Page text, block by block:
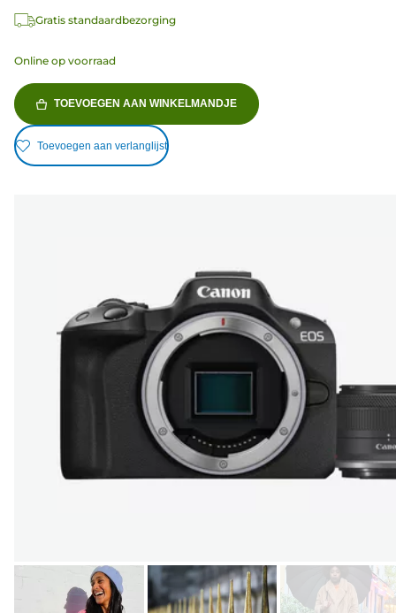
Gratis standaardbezorging
Online op voorraad
TOEVOEGEN AAN WINKELMANDJE
Toevoegen aan verlanglijst